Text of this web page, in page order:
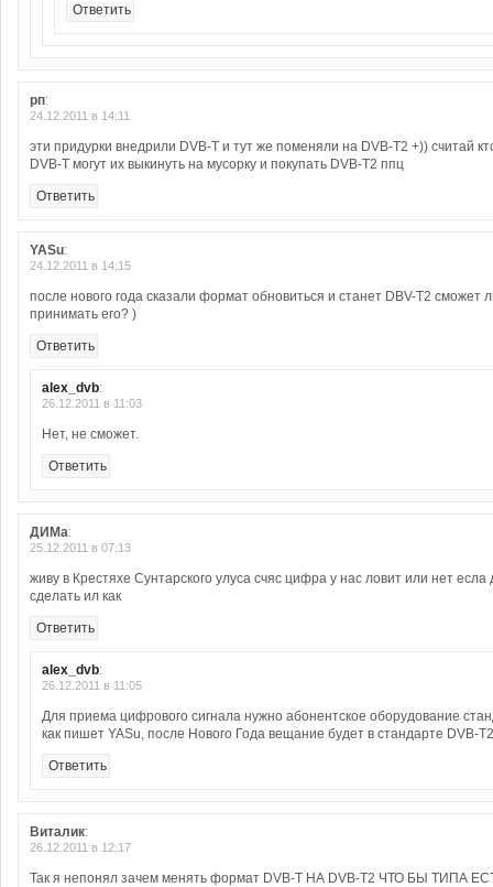
Ответить
рп:
24.12.2011 в 14:11
эти придурки внедрили DVB-T и тут же поменяли на DVB-T2 +)) считай
DVB-T могут их выкинуть на мусорку и покупать DVB-T2 ппц
Ответить
YASu:
24.12.2011 в 14:15
после нового года сказали формат обновиться и станет DBV-T2 сможет
принимать его? )
Ответить
alex_dvb:
26.12.2011 в 11:03
Нет, не сможет.
Ответить
ДИМa:
25.12.2011 в 07:13
живу в Крестяхе Сунтарского улуса счяс цифра у нас ловит или нет есла
сделать ил как
Ответить
alex_dvb:
26.12.2011 в 11:05
Для приема цифрового сигнала нужно абонентское оборудование
как пишет YASu, после Нового Года вещание будет в стандарте DVB-
Ответить
Виталик:
26.12.2011 в 12:17
Так я непонял зачем менять формат DVB-T НА DVB-T2 ЧТО БЫ ТИПА